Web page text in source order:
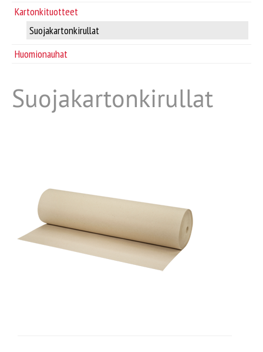
Säkit, kassit ja pussit
Paperituotteet
Huomionauhat
Kartonkituotteet
Suojakartonkirullat
Huomionauhat
Suojakartonkirullat